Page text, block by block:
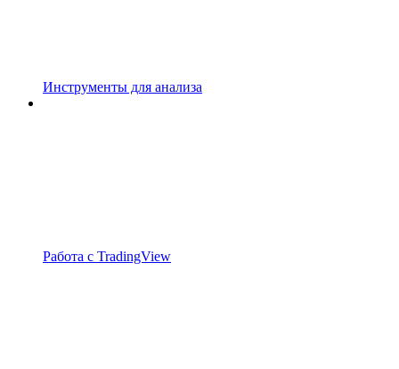
Инструменты для анализа
Работа с TradingView